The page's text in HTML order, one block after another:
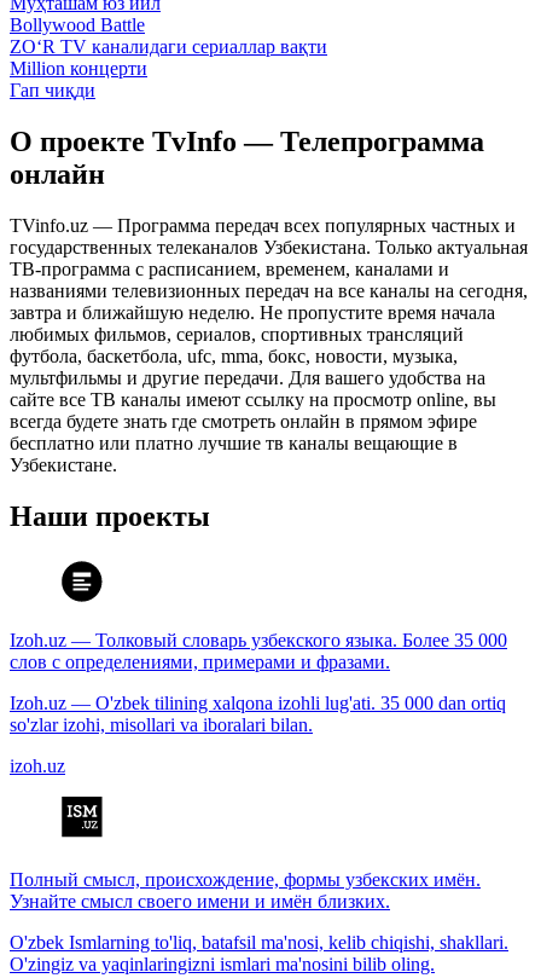
Bollywood Battle
ZO‘R TV каналидаги сериаллар вақти
Million концерти
Гап чиқди
О проекте TvInfo — Телепрограмма
онлайн
TVinfo.uz — Программа передач всех популярных частных и
государственных телеканалов Узбекистана. Только актуальная
ТВ-программа с расписанием, временем, каналами и
названиями телевизионных передач на все каналы на сегодня,
завтра и ближайшую неделю. Не пропустите время начала
любимых фильмов, сериалов, спортивных трансляций
футбола, баскетбола, ufc, mma, бокс, новости, музыка,
мультфильмы и другие передачи. Для вашего удобства на
сайте все ТВ каналы имеют ссылку на просмотр online, вы
всегда будете знать где смотреть онлайн в прямом эфире
бесплатно или платно лучшие тв каналы вещающие в
Узбекистане.
Наши проекты
Izoh.uz — Толковый словарь узбекского языка. Более 35 000
слов с определениями, примерами и фразами.
Izoh.uz — O'zbek tilining xalqona izohli lug'ati. 35 000 dan ortiq
so'zlar izohi, misollari va iboralari bilan.
izoh.uz
Полный смысл, происхождение, формы узбекских имён.
Узнайте смысл своего имени и имён близких.
O'zbek Ismlarning to'liq, batafsil ma'nosi, kelib chiqishi, shakllari.
O'zingiz va yaqinlaringizni ismlari ma'nosini bilib oling.